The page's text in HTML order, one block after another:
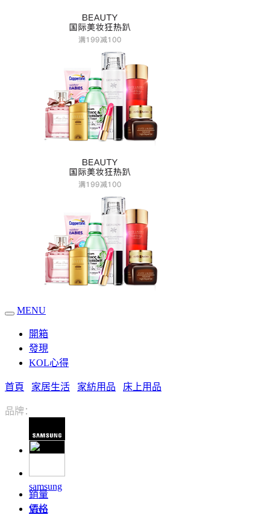
MENU
開箱
發現
KOL心得
首頁 家居生活 家紡用品 床上用品
品牌：
samsung
Vivo
銷量
價格